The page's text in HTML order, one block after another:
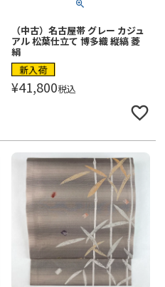
（中古）名古屋帯 グレー カジュ
アル 松葉仕立て 博多織 縦縞 菱
絹
新入荷
¥41,800税込